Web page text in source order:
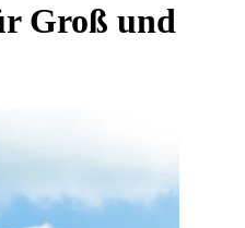
Groß und